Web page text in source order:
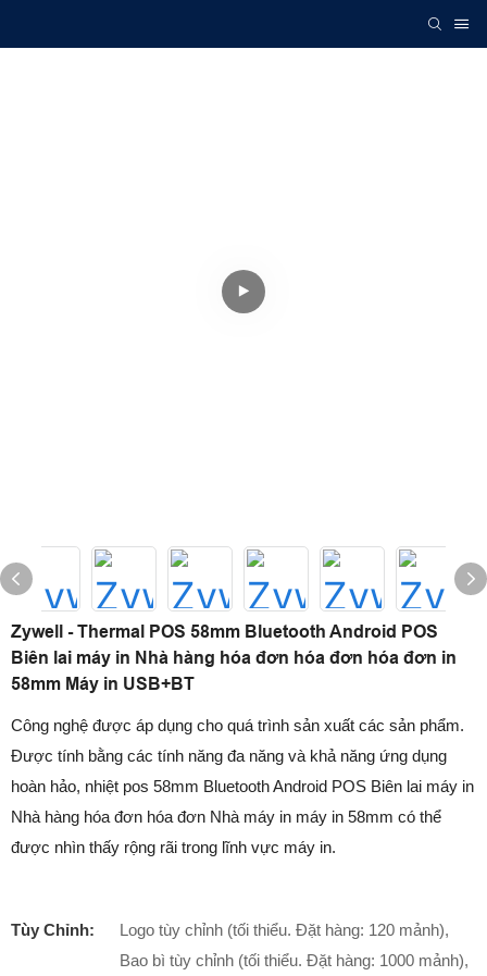
Zywell - Thermal POS 58mm Bluetooth Android POS
Biên lai máy in Nhà hàng hóa đơn hóa đơn hóa đơn in
58mm Máy in USB+BT
Công nghệ được áp dụng cho quá trình sản xuất các sản phẩm.
Được tính bằng các tính năng đa năng và khả năng ứng dụng
hoàn hảo, nhiệt pos 58mm Bluetooth Android POS Biên lai máy in
Nhà hàng hóa đơn hóa đơn Nhà máy in máy in 58mm có thể
được nhìn thấy rộng rãi trong lĩnh vực máy in.
Tùy Chỉnh:
Logo tùy chỉnh (tối thiểu. Đặt hàng: 120 mảnh),
Bao bì tùy chỉnh (tối thiểu. Đặt hàng: 1000 mảnh),